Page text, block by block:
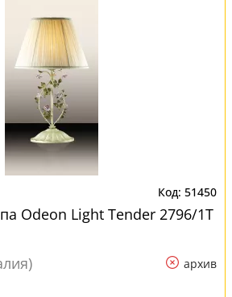
51450
Odeon Light Tender 2796/1T
архив